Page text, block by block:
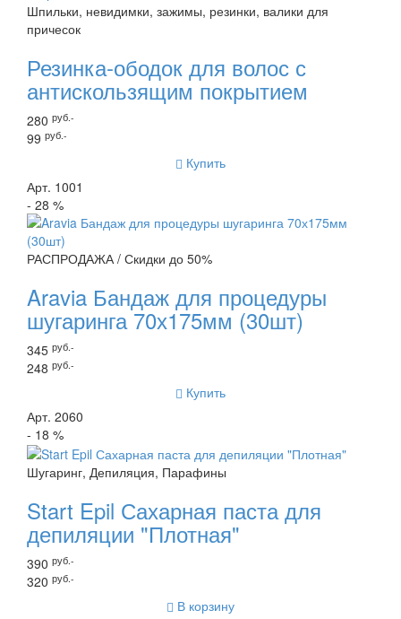
Шпильки, невидимки, зажимы, резинки, валики для
причесок
Резинка-ободок для волос с
антискользящим покрытием
280 руб.-
99 руб.-
Купить
Арт. 1001
- 28 %
РАСПРОДАЖА / Скидки до 50%
Aravia Бандаж для процедуры
шугаринга 70х175мм (30шт)
345 руб.-
248 руб.-
Купить
Арт. 2060
- 18 %
Шугаринг, Депиляция, Парафины
Start Epil Сахарная паста для
депиляции "Плотная"
390 руб.-
320 руб.-
В корзину